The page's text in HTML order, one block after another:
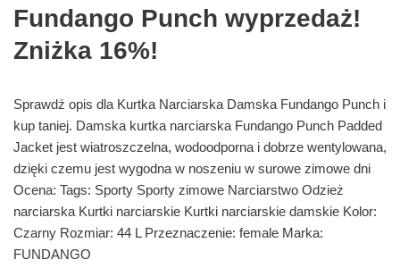
Fundango Punch wyprzedaż!
Zniżka 16%!
Sprawdź opis dla Kurtka Narciarska Damska Fundango Punch i
kup taniej. Damska kurtka narciarska Fundango Punch Padded
Jacket jest wiatroszczelna, wodoodporna i dobrze wentylowana,
dzięki czemu jest wygodna w noszeniu w surowe zimowe dni
Ocena: Tags: Sporty Sporty zimowe Narciarstwo Odzież
narciarska Kurtki narciarskie Kurtki narciarskie damskie Kolor:
Czarny Rozmiar: 44 L Przeznaczenie: female Marka:
FUNDANGO